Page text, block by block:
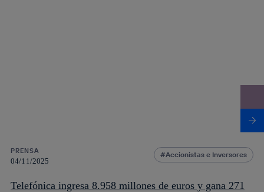
PRENSA
04/11/2025
Accionistas e Inversores
Telefónica ingresa 8.958 millones de euros y gana 271